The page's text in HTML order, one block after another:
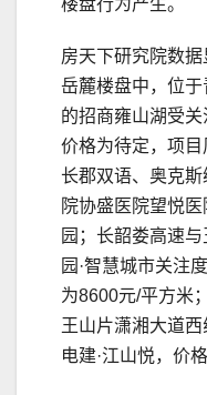
楼盘行为产生。
房天下研究院数据
岳麓楼盘中，位
的招商雍山湖受
价格为待定，项
长郡双语、奥克
院协盛医院望悦
园；长韶娄高速
园·智慧城市关注
为8600元/平方米
王山片潇湘大道
电建·江山悦，价